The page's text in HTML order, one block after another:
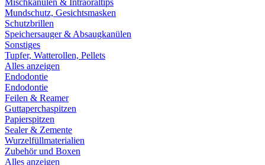
Mischkanülen & Intraoraltips
Mundschutz, Gesichtsmasken
Schutzbrillen
Speichersauger & Absaugkanülen
Sonstiges
Tupfer, Watterollen, Pellets
Alles anzeigen
Endodontie
Endodontie
Feilen & Reamer
Guttaperchaspitzen
Papierspitzen
Sealer & Zemente
Wurzelfüllmaterialien
Zubehör und Boxen
Alles anzeigen